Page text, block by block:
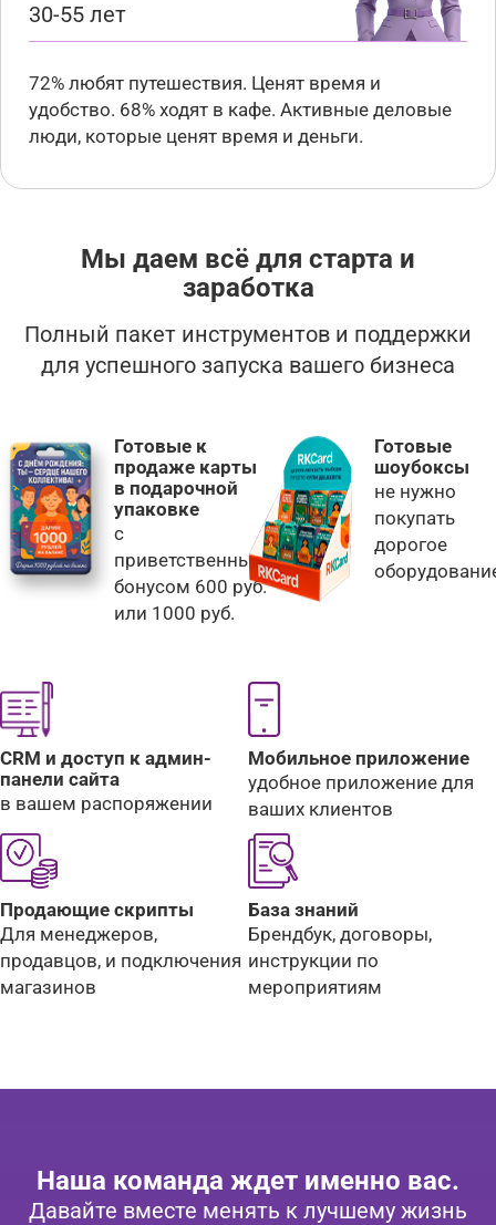
30-55 лет
72% любят путешествия. Ценят время и
удобство. 68% ходят в кафе. Активные деловые
люди, которые ценят время и деньги.
Мы даем всё для старта и
заработка
Полный пакет инструментов и поддержки
для успешного запуска вашего бизнеса
Готовые к
продаже карты
в подарочной
упаковке
с
приветственным
бонусом 600 руб.
или 1000 руб.
Готовые
шоубоксы
не нужно
покупать
дорогое
CRM и доступ к админ-
панели сайта
в вашем распоряжении
Мобильное приложение
удобное приложение для
ваших клиентов
Продающие скрипты
Для менеджеров,
продавцов, и подключения
магазинов
База знаний
Брендбук, договоры,
инструкции по
мероприятиям
Наша команда ждет именно вас.
Давайте вместе менять к лучшему жизнь